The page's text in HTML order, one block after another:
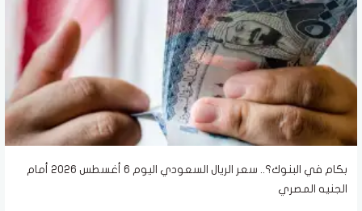
بكام في البنوك؟.. سعر الريال السعودي اليوم 6 أغسطس 2026 أمام
الجنيه المصري